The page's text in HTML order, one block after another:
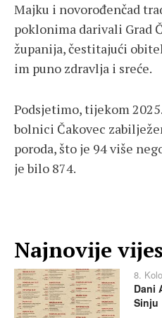
Majku i novorođenčad
poklonima darivali Grad
županija, čestitajući
im puno zdravlja i sreće.
Podsjetimo, tijekom
bolnici Čakovec
poroda, što je 94 više
je bilo 874.
Najnovije
8.
Dani
Sinju